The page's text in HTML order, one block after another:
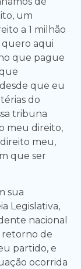
um
a 1 milhão
quero aqui
que pague
que eu
do
tribuna
meu direito,
meu,
que ser
sua
Legislativa,
nacional
retorno de
partido, e
ocorrida